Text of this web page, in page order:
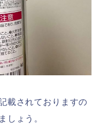
載されておりますの
しょう。